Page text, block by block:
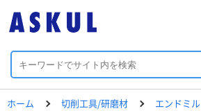
ホーム 切削工具/研磨材 エンドミル